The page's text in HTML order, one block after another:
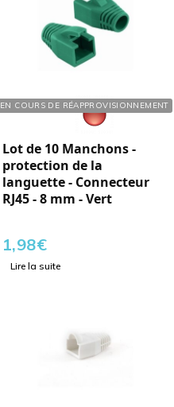
EN COURS DE RÉAPPROVISIONNEMENT
Réf. : 110409
Lot de 10 Manchons -
protection de la
languette - Connecteur
RJ45 - 8 mm - Vert
1,98€
Lire la suite